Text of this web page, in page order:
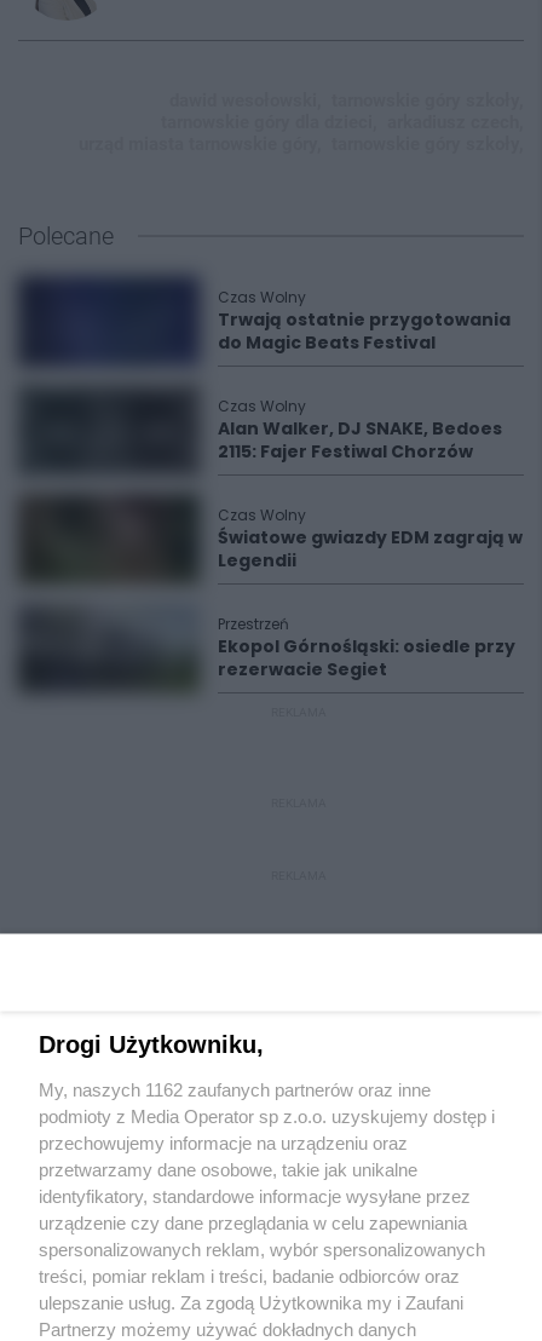
Polecane
Czas Wolny
Trwają ostatnie przygotowania
do Magic Beats Festival
Czas Wolny
Alan Walker, DJ SNAKE, Bedoes
2115: Fajer Festiwal Chorzów
Czas Wolny
Światowe gwiazdy EDM zagrają w
Legendii
Przestrzeń
Ekopol Górnośląski: osiedle przy
rezerwacie Segiet
Wydawca mediówlokalnych
Nie zapomnij
zapoznać się z:
polityką prywatności regulamin korzystania z portali
Twojemiasto Skontakuj sięz nami
Drogi Użytkowniku,
My, naszych 1162 zaufanych partnerów oraz inne
podmioty z Media Operator sp z.o.o. uzyskujemy dostęp i
przechowujemy informacje na urządzeniu oraz
przetwarzamy dane osobowe, takie jak unikalne
identyfikatory, standardowe informacje wysyłane przez
urządzenie czy dane przeglądania w celu zapewniania
spersonalizowanych reklam, wybór spersonalizowanych
treści, pomiar reklam i treści, badanie odbiorców oraz
ulepszanie usług. Za zgodą Użytkownika my i Zaufani
Partnerzy możemy używać dokładnych danych